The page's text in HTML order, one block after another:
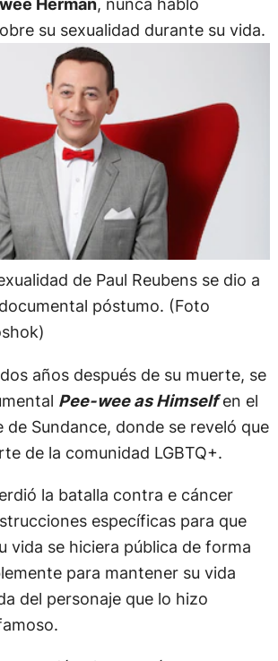
su sexualidad durante su vida.
de Paul Reubens se dio a
póstumo. (Foto
años después de su muerte, se
Pee-wee as Himselfen el
de Sundance, donde se reveló que
de la comunidad LGBTQ+.
la batalla contra e cáncer
específicas para que
vida se hiciera pública de forma
para mantener su vida
del personaje que lo hizo